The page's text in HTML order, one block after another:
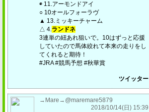
◉ 11.アーモンドアイ
○ 10オールフォーラヴ
▲ 13.ミッキーチャーム
△ 4.ランドネ
3連単の紐あれ狙いで。10はずっと応援
していたので馬体絞れて本来の走りをし
てくれると期待！
#JRA #競馬予想 #秋華賞
ツイッター
→Mare→@maremare5879
2018/10/14(日) 15:39